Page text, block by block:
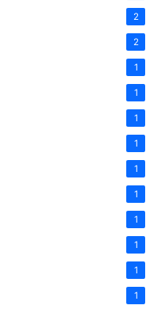
2
2
1
1
1
1
1
1
1
1
1
1